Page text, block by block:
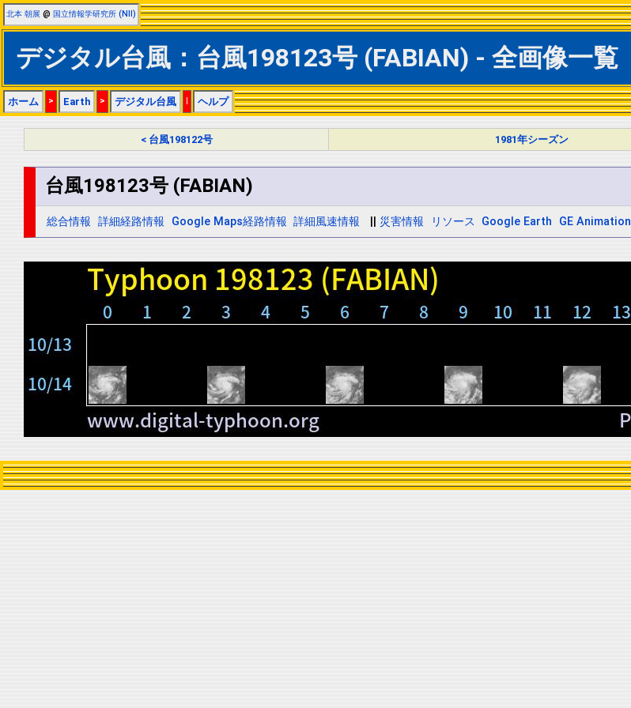
北本 朝展 @ 国立情報学研究所 (NII)
デジタル台風：台風198123号 (FABIAN) - 全画像一覧
ホーム > Earth > デジタル台風 | ヘルプ
< 台風198122号 1981年シーズン
台風198123号 (FABIAN)
総合情報 詳細経路情報 Google Maps経路情報 詳細風速情報 災害情報 リソース Google Earth GE Animation